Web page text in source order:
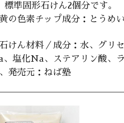
標準固形石けん2個分です。
の色素チップ成分：とうめ
けん材料／成分：水、グリ
、塩化Na、ステアリン酸、
発売元：ねば塾